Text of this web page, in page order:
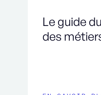
Le guide
des